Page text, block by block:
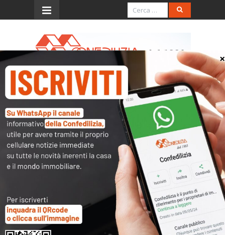
Menu
Italia Oggi7 – 11.7.2016 –
Letture di diritto